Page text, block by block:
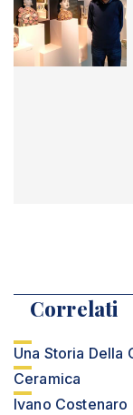
Correlati
Una Storia Della
Ceramica
Ivano Costenaro